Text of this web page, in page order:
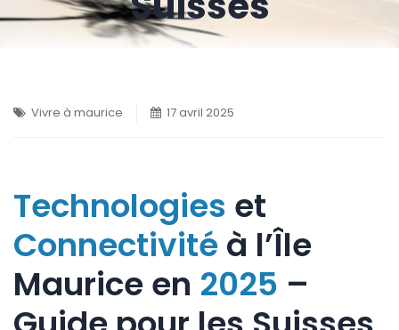
Vivre à maurice 17 avril 2025
Technologies et
Connectivitéà l’Île
Maurice en 2025 –